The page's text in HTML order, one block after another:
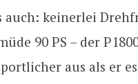
auch: keinerlei
90 PS – der
aus als er